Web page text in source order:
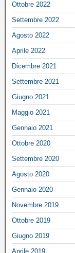
Ottobre 2022
Settembre 2022
Agosto 2022
Aprile 2022
Dicembre 2021
Settembre 2021
Giugno 2021
Maggio 2021
Gennaio 2021
Ottobre 2020
Settembre 2020
Agosto 2020
Gennaio 2020
Novembre 2019
Ottobre 2019
Giugno 2019
Aprile 2019